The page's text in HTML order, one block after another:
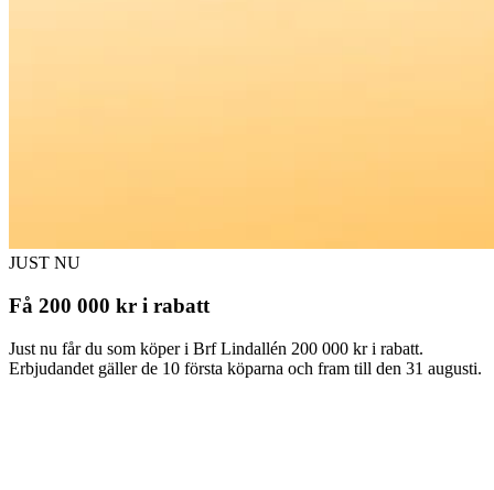
JUST NU
Få 200 000 kr i rabatt
Just nu får du som köper i Brf Lindallén 200 000 kr i rabatt.
Erbjudandet gäller de 10 första köparna och fram till den 31 augusti.